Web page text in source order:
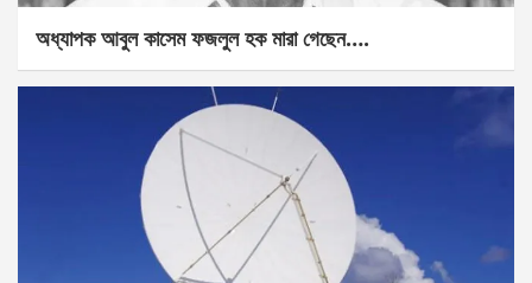
অধ্যাপক আবুল কাসেম ফজলুল হক মারা গেছেন….